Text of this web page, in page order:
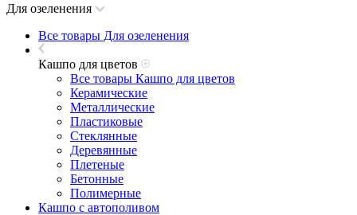
Для озеленения
Все товары Для озеленения
Кашпо для цветов
Все товары Кашпо для цветов
Керамические
Металлические
Пластиковые
Стеклянные
Деревянные
Плетеные
Бетонные
Полимерные
Кашпо с автополивом